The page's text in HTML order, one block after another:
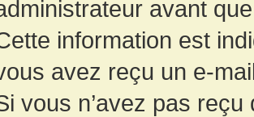
avant
information est
avez reçu un e-
vous n’avez pas